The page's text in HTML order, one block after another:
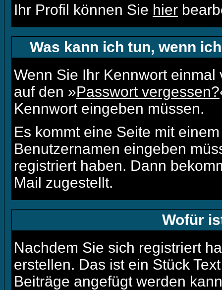
Ihr Profil können Sie hier
Was kann ich tun, wenn
Wenn Sie Ihr Kennwort
auf den »Passwort vergessen?
Kennwort eingeben müssen.
Es kommt eine Seite mit
Benutzernamen eingeben
registriert haben. Dann
Mail zugestellt.
Wofür
Nachdem Sie sich registriert
erstellen. Das ist ein Stück
Beiträge angefügt werden